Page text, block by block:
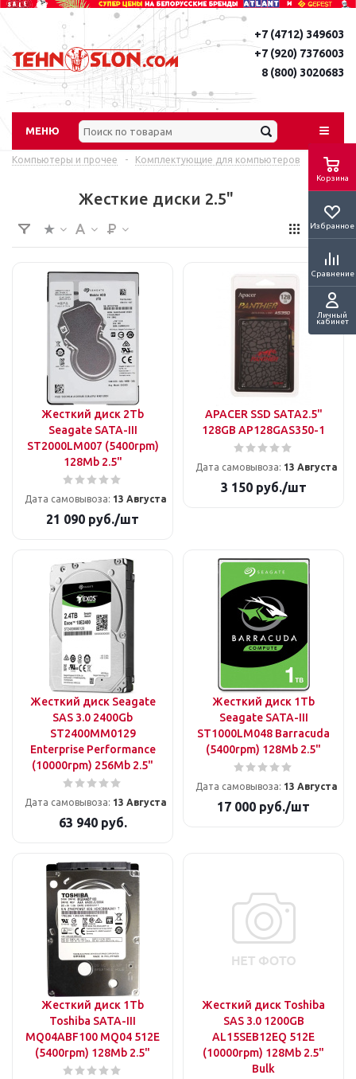
Корзина
Избранное
Сравнение
Личный
кабинет
+7 (4712) 349603
+7 (920) 7376003
8 (800) 3020683
МЕНЮ
Компьютеры и прочее - Комплектующие для компьютеров
Жесткие диски 2.5"
Жесткий диск 2Tb
Seagate SATA-III
ST2000LM007 (5400rpm)
128Mb 2.5"
Дата самовывоза: 13 Августа
21 090 руб./шт
APACER SSD SATA2.5"
128GB AP128GAS350-1
Дата самовывоза: 13 Августа
3 150руб./шт
Жесткий диск Seagate
SAS 3.0 2400Gb
ST2400MM0129
Enterprise Performance
(10000rpm) 256Mb 2.5"
Дата самовывоза: 13 Августа
63 940руб.
Жесткий диск 1Tb
Seagate SATA-III
ST1000LM048 Barracuda
(5400rpm) 128Mb 2.5"
Дата самовывоза: 13 Августа
17 000 руб./шт
Жесткий диск 1Tb
Toshiba SATA-III
MQ04ABF100 MQ04 512E
(5400rpm) 128Mb 2.5"
Жесткий диск Toshiba
SAS 3.0 1200GB
AL15SEB12EQ 512E
(10000rpm) 128Mb 2.5"
Bulk